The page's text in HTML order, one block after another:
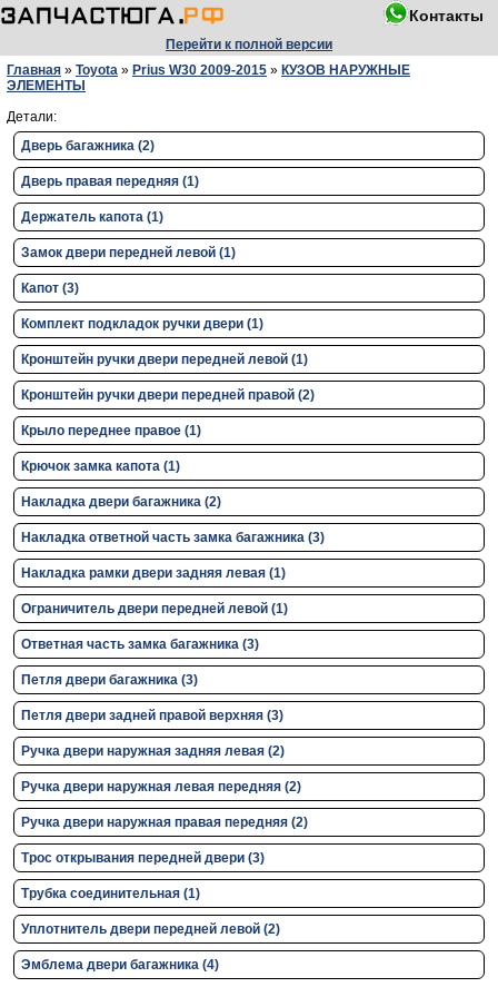
Контакты
Перейти к полной версии
Главная » Toyota » Prius W30 2009-2015 » КУЗОВ НАРУЖНЫЕ
ЭЛЕМЕНТЫ
Детали:
Дверь багажника (2)
Дверь правая передняя (1)
Держатель капота (1)
Замок двери передней левой (1)
Капот (3)
Комплект подкладок ручки двери (1)
Кронштейн ручки двери передней левой (1)
Кронштейн ручки двери передней правой (2)
Крыло переднее правое (1)
Крючок замка капота (1)
Накладка двери багажника (2)
Накладка ответной часть замка багажника (3)
Накладка рамки двери задняя левая (1)
Ограничитель двери передней левой (1)
Ответная часть замка багажника (3)
Петля двери багажника (3)
Петля двери задней правой верхняя (3)
Ручка двери нaружная задняя левая (2)
Ручка двери нaружная левая передняя (2)
Ручка двери нaружная правая передняя (2)
Трос открывания передней двери (3)
Трубка соединительная (1)
Уплотнитель двери передней левой (2)
Эмблема двери багажника (4)